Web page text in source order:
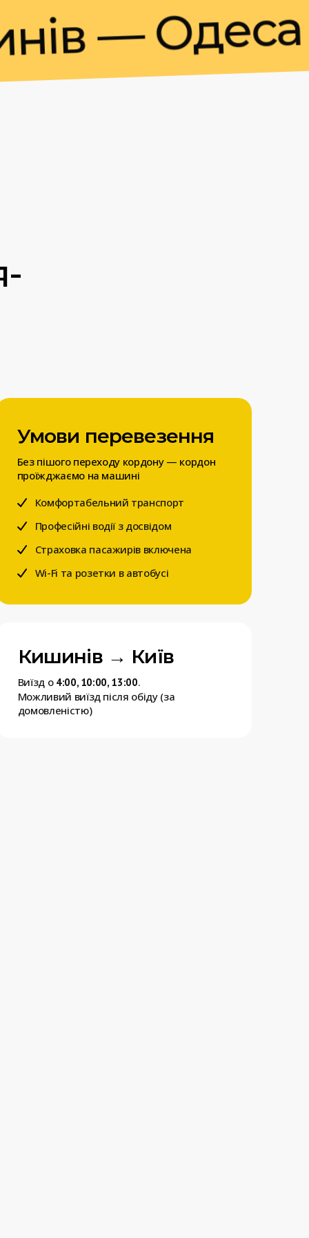
— Одеса —
Умови перевезення
Без пішого переходу кордону — кордон
проїжджаємо на машині
Комфортабельний транспорт
Професійні водії з досвідом
Страховка пасажирів включена
Wi-Fi та розетки в автобусі
Кишинів → Київ
Виїзд о 4:00, 10:00, 13:00.
Можливий виїзд після обіду (за
домовленістю)